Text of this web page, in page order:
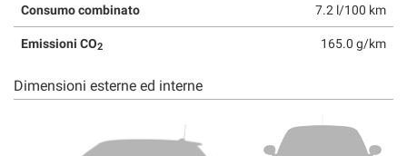
Consumo combinato 7.2 l/100 km
Emissioni CO2 165.0 g/km
Dimensioni esterne ed interne